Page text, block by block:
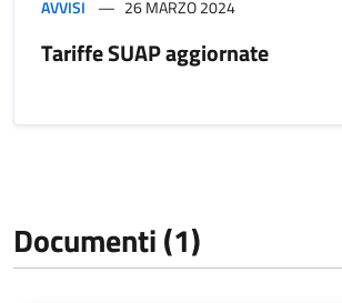
AVVISI 26 MARZO 2024
Tariffe SUAP aggiornate
Documenti (1)